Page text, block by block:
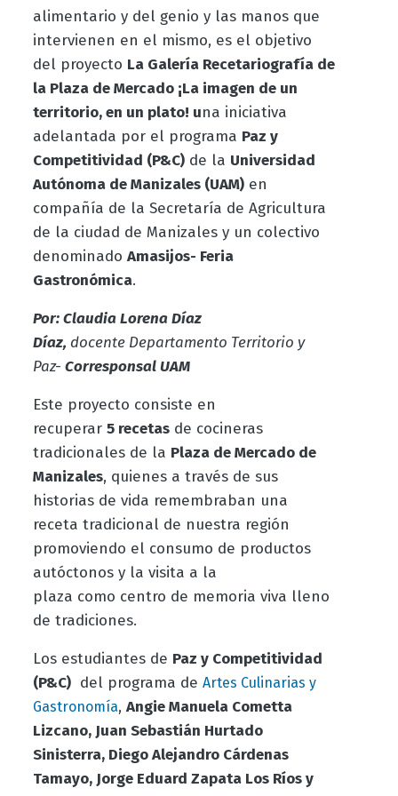
alimentario y del genio y las manos que
intervienen en el mismo, es el objetivo
del proyecto La Galería Recetariografía de
la Plaza de Mercado ¡La imagen de un
territorio, en un plato! una iniciativa
adelantada por el programa Paz y
Competitividad (P&C)de la Universidad
Autónoma de Manizales (UAM)en
compañía de la Secretaría de Agricultura
de la ciudad de Manizales y un colectivo
denominado Amasijos- Feria
Gastronómica.
Por: Claudia Lorena Díaz
Díaz, docente Departamento Territorio y
Paz- Corresponsal UAM
Este proyecto consiste en
recuperar 5 recetasde cocineras
tradicionales de la Plaza de Mercado de
Manizales, quienes a través de sus
historias de vida remembraban una
receta tradicional de nuestra región
promoviendo el consumo de productos
autóctonos y la visita a la
plaza como centro de memoria viva lleno
de tradiciones.
Los estudiantes de Paz y Competitividad
(P&C)del programa de Artes Culinarias y
Gastronomía, Angie Manuela Cometta
Lizcano, Juan Sebastián Hurtado
Sinisterra, Diego Alejandro Cárdenas
Tamayo, Jorge Eduard Zapata Los Ríos y